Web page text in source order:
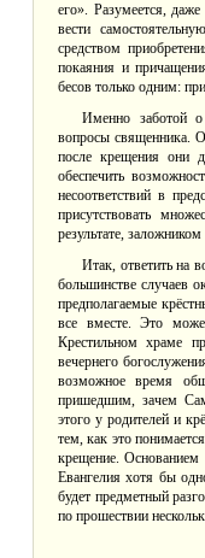
его». Разумеется,
вести
средством
покаяния и
бесов только одним:
Именно заботой о
вопросы священника.
после крещения они
обеспечить
несоответствий в
присутствовать
результате,
Итак, ответить на
большинстве случаев
предполагаемые
все вместе. Это
Крестильном храме
вечернего
возможное время
пришедшим, зачем
этого у родителей и
тем, как это
крещение.
Евангелия хотя бы
будет предметный
по прошествии